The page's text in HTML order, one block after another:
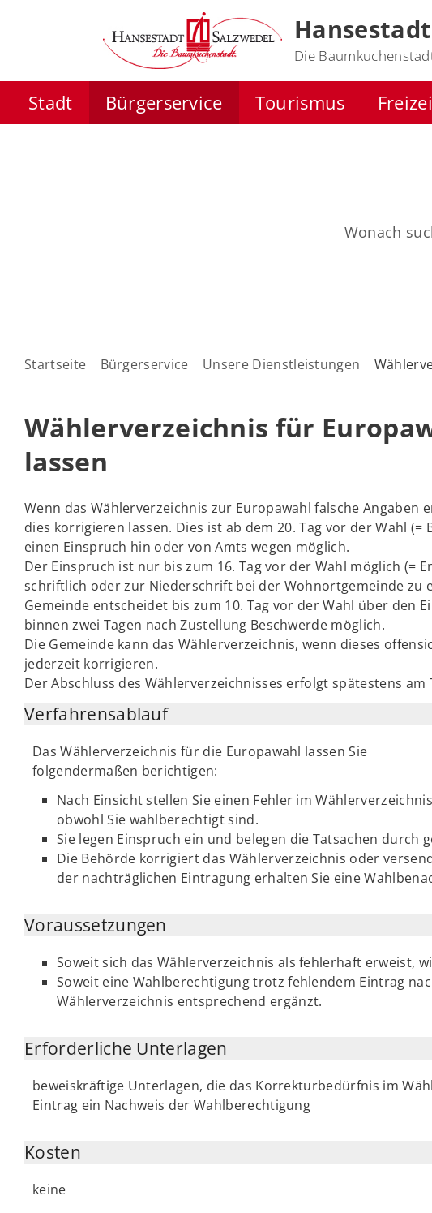
Die
Stadt Bürgerservice Tourismus
Startseite Bürgerservice Unsere Dienstleistungen
Wählerverzeichnis für
lassen
Wenn das Wählerverzeichnis zur Europawahl falsche
dies korrigieren lassen. Dies ist ab dem 20. Tag vor der Wahl
einen Einspruch hin oder von Amts wegen möglich.
Der Einspruch ist nur bis zum 16. Tag vor der Wahl möglich (=
schriftlich oder zur Niederschrift bei der Wohnortgemeinde zu
Gemeinde entscheidet bis zum 10. Tag vor der Wahl über den
binnen zwei Tagen nach Zustellung Beschwerde möglich.
Die Gemeinde kann das Wählerverzeichnis, wenn dieses
jederzeit korrigieren.
Der Abschluss des Wählerverzeichnisses erfolgt spätestens am
Verfahrensablauf
Das Wählerverzeichnis für die Europawahl lassen Sie
folgendermaßen berichtigen:
Nach Einsicht stellen Sie einen Fehler im
obwohl Sie wahlberechtigt sind.
Sie legen Einspruch ein und belegen die Tatsachen durch
Die Behörde korrigiert das Wählerverzeichnis oder
der nachträglichen Eintragung erhalten Sie eine
Voraussetzungen
Soweit sich das Wählerverzeichnis als fehlerhaft erweist,
Soweit eine Wahlberechtigung trotz fehlendem Eintrag
Wählerverzeichnis entsprechend ergänzt.
Erforderliche Unterlagen
beweiskräftige Unterlagen, die das Korrekturbedürfnis im
Eintrag ein Nachweis der Wahlberechtigung
Kosten
keine